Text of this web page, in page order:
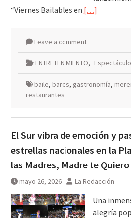
“Viernes Bailables en […]
Leave a comment
ENTRETENIMIENTO, Espectáculo
baile, bares, gastronomía,
restaurantes
El Sur vibra de emoción y
estrellas nacionales en la
las Madres, Madre te Quiero
mayo 26, 2026 La Redacción
Una
alegría